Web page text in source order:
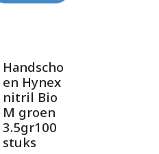
Handscho
en Hynex
nitril Bio
M groen
3.5gr100
stuks